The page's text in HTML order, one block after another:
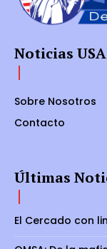
Noticias USA
Sobre Nosotros
Contacto
Últimas
El Cercado con